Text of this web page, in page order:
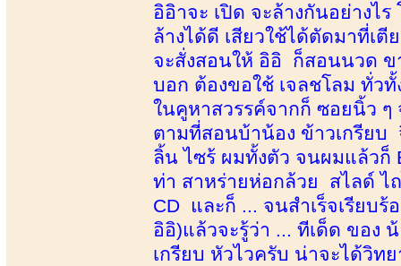
อิอิาจะ เปิด จะล้างกันอย่างไ
ล้างได้ดี เสียวใช้ได้ตัดมาที่เ
จะสั่งสอนให้ อิอิ ก็สอนนวด
บอก ต้องขอใช้ เจลชโลม ทั่ว
ในคูหาสวรรค์จากก็ ซอยนิ้ว ๆ
ตามที่สอนบ้าน้อง ข้าวเกรียบ
ลิ้น ไซร้ ผมทั้งตัว จนผมแล้วก็
ท่า สาหร่ายห่อกล้วย สไลด์ ไ
CD และก็ ... จนสำเร็จเรียบ
อิอิ)แล้วจะรู้ว่า ... ทีเด็ด ของ
เกรียบ หัวไวครับ น่าจะได้วิ